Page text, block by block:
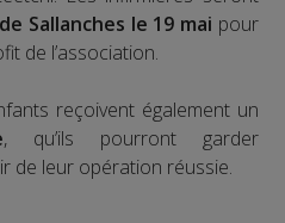
Sallanches le 19 mai pour
de l’association.
reçoivent également un
, qu’ils pourront garder
de leur opération réussie.